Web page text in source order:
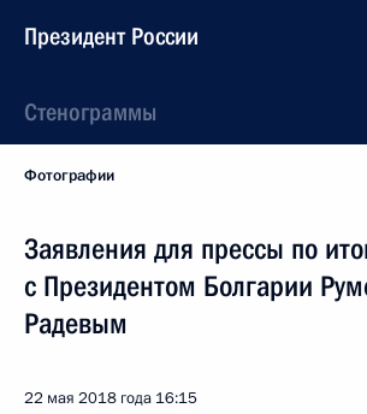
Президент России
Стенограммы
Фотографии
Заявления для прессы по
с Президентом Болгарии
Радевым
22 мая 2018 года 16:15